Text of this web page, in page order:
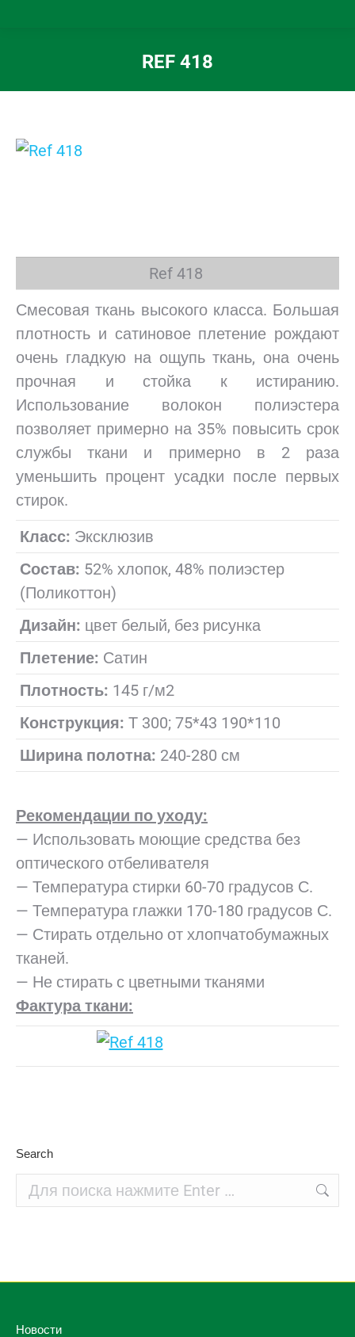
REF 418
Вы здесь:
Ref 418
Смесовая ткань высокого класса. Большая
плотность и сатиновое плетение рождают
очень гладкую на ощупь ткань, она очень
прочная и стойка к истиранию.
Использование волокон полиэстера
позволяет примерно на 35% повысить срок
службы ткани и примерно в 2 раза
уменьшить процент усадки после первых
стирок.
Класс: Эксклюзив
Состав: 52% хлопок, 48% полиэстер
(Поликоттон)
Дизайн: цвет белый, без рисунка
Плетение: Сатин
Плотность: 145 г/м2
Конструкция: Т 300; 75*43 190*110
Ширина полотна: 240-280 см
Рекомендации по уходу:
— Использовать моющие средства без
оптического отбеливателя
— Температура стирки 60-70 градусов С.
— Температура глажки 170-180 градусов С.
— Стирать отдельно от хлопчатобумажных
тканей.
— Не стирать с цветными тканями
Фактура ткани:
Search
Новости